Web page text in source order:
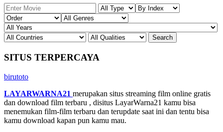
SITUS TERPERCAYA
birutoto
LAYARWARNA21 merupakan situs streaming film online gratis
dan download film terbaru , disitus LayarWarna21 kamu bisa
menemukan film-film terbaru dan terupdate saat ini dan tentu bisa
kamu download kapan pun kamu mau.